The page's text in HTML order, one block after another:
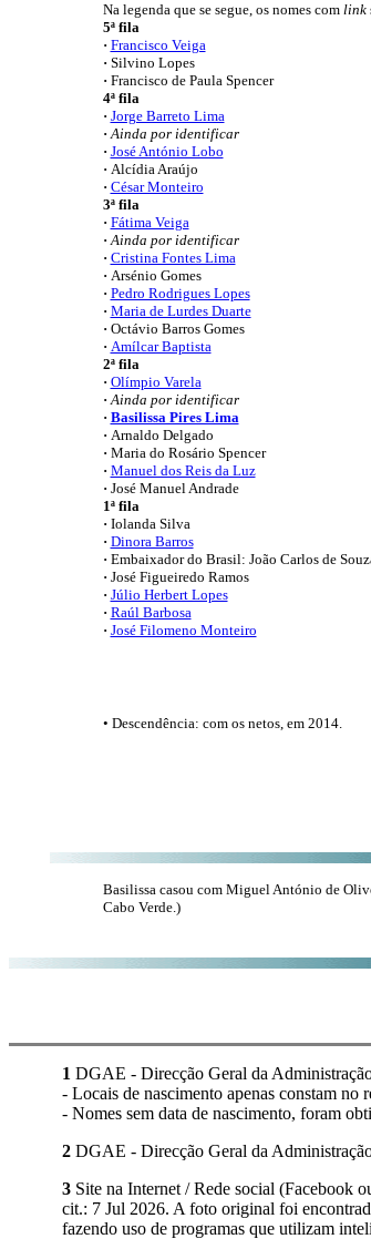
Na legenda que se segue, os nomes comlink
5ª fila
· Francisco Veiga
· Silvino Lopes
· Francisco de Paula Spencer
4ª fila
· Jorge Barreto Lima
·Ainda por identificar
· José António Lobo
· Alcídia Araújo
· César Monteiro
3ª fila
· Fátima Veiga
·Ainda por identificar
· Cristina Fontes Lima
· Arsénio Gomes
· Pedro Rodrigues Lopes
· Maria de Lurdes Duarte
· Octávio Barros Gomes
· Amílcar Baptista
2ª fila
· Olímpio Varela
·Ainda por identificar
· Basilissa Pires Lima
· Arnaldo Delgado
· Maria do Rosário Spencer
· Manuel dos Reis da Luz
· José Manuel Andrade
1ª fila
· Iolanda Silva
· Dinora Barros
· Embaixador do Brasil: João Carlos de
· José Figueiredo Ramos
· Júlio Herbert Lopes
· Raúl Barbosa
· José Filomeno Monteiro
• Descendência: com os netos, em 2014.
Basilissa casou com Miguel António de
Cabo Verde.)
1 DGAE - Direcção Geral da
- Locais de nascimento apenas constam no
- Nomes sem data de nascimento, foram
2 DGAE - Direcção Geral da
3 Site na Internet / Rede social (Facebook
cit.: 7 Jul 2026. A foto original foi
fazendo uso de programas que utilizam